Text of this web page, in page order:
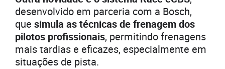
desenvolvido em parceria com a Bosch,
que simula as técnicas de frenagem dos
pilotos profissionais, permitindo frenagens
mais tardias e eficazes, especialmente em
situações de pista.